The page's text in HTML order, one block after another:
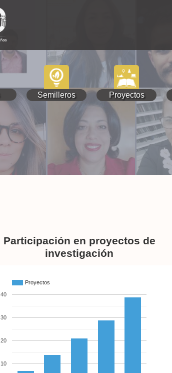
Semilleros Proyectos
Participación en proyectos de
investigación
Proyectos
10
20
30
40